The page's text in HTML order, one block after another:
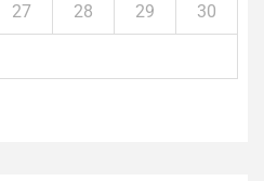
27 28 29 30